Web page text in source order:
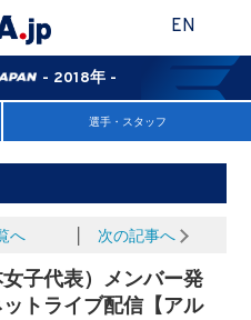
EN
- 2018年 -
選手・スタッフ
へ 次の記事へ
子代表）メンバー発
トライブ配信【アル